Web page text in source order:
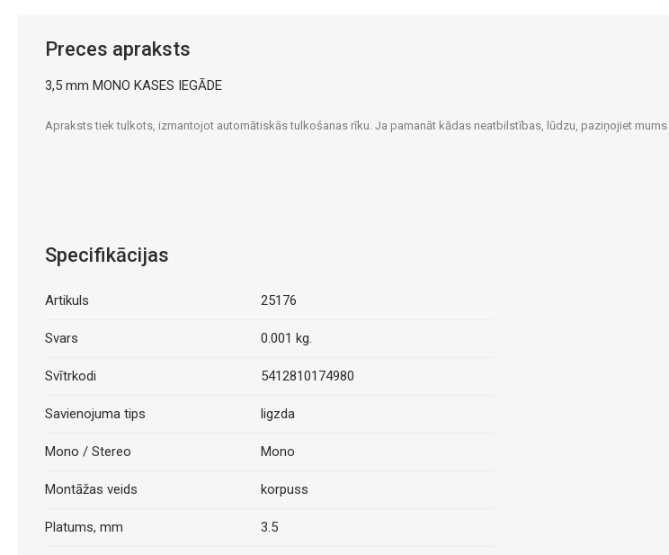
Preces apraksts
3,5 mm MONO KASES IEGĀDE
Apraksts tiek tulkots, izmantojot automātiskās tulkošanas rīku. Ja pamanāt kādas neatbilstības, lūdzu, paziņojiet
Specifikācijas
Artikuls 25176
Svars 0.001 kg.
Svītrkodi 5412810174980
Savienojuma tips ligzda
Mono / Stereo Mono
Montāžas veids korpuss
Platums, mm 3.5